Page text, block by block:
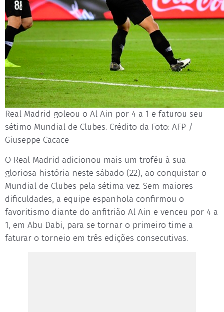
Real Madrid goleou o Al Ain por 4 a 1 e faturou seu
sétimo Mundial de Clubes. Crédito da Foto: AFP /
Giuseppe Cacace
O Real Madrid adicionou mais um troféu à sua
gloriosa história neste sábado (22), ao conquistar o
Mundial de Clubes pela sétima vez. Sem maiores
dificuldades, a equipe espanhola confirmou o
favoritismo diante do anfitrião Al Ain e venceu por 4 a
1, em Abu Dabi, para se tornar o primeiro time a
faturar o torneio em três edições consecutivas.